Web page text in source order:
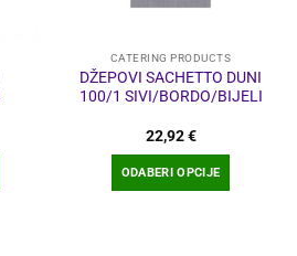
CATERING PRODUCTS
DŽEPOVI SACHETTO DUNI
100/1 SIVI/BORDO/BIJELI
22,92€
ODABERI OPCIJE